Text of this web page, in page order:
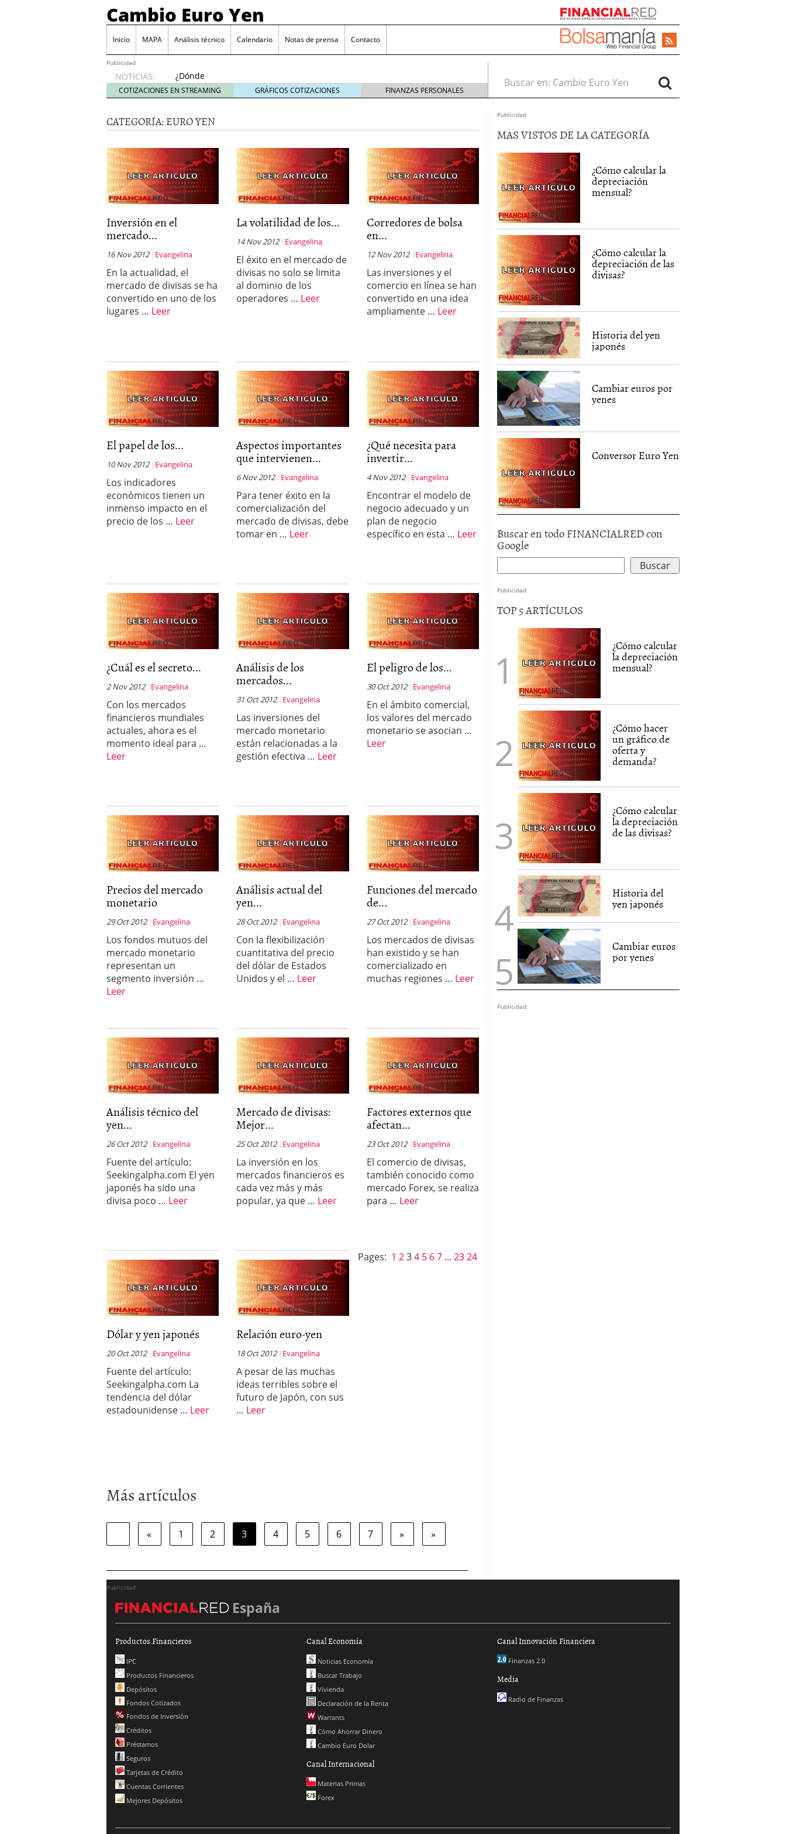
Cambio Euro Yen
Inicio MAPA Análisis técnico Calendario Notas de prensa Contacto
Publicidad
NOTICIAS:
¿Dónde
invertir
en
octubre
31, 2024
Los desafíos de la economía japonesa hoy octubre 25, 2024
¿Cuál es el salario promedio en yenes en Japón en 2024? octubre 11, 2024
El declive continuado del sector inmobiliario: causas y consideraciones
septiembre 26, 2023
El enigma del aceite de oliva: ¿Por qué es más caro en España que en el
extranjero? septiembre 22, 2023
COTIZACIONES EN STREAMING GRÁFICOS COTIZACIONES FINANZAS PERSONALES
Buscar en:
CATEGORÍA: EURO YEN
Inversión en el
mercado...
16 Nov 2012 Evangelina
En la actualidad, el
mercado de divisas se ha
convertido en uno de los
lugares … Leer
La volatilidad de los...
14 Nov 2012 Evangelina
El éxito en el mercado de
divisas no solo se limita
al dominio de los
operadores … Leer
Corredores de bolsa
en...
12 Nov 2012 Evangelina
Las inversiones y el
comercio en línea se han
convertido en una idea
ampliamente … Leer
El papel de los...
10 Nov 2012 Evangelina
Los indicadores
económicos tienen un
inmenso impacto en el
precio de los … Leer
Aspectos importantes
que intervienen...
6 Nov 2012 Evangelina
Para tener éxito en la
comercialización del
mercado de divisas, debe
tomar en … Leer
¿Qué necesita para
invertir...
4 Nov 2012 Evangelina
Encontrar el modelo de
negocio adecuado y un
plan de negocio
específico en esta … Leer
¿Cuál es el secreto...
2 Nov 2012 Evangelina
Con los mercados
financieros mundiales
actuales, ahora es el
momento ideal para …
Leer
Análisis de los
mercados...
31 Oct 2012 Evangelina
Las inversiones del
mercado monetario
están relacionadas a la
gestión efectiva … Leer
El peligro de los...
30 Oct 2012 Evangelina
En el ámbito comercial,
los valores del mercado
monetario se asocian …
Leer
Precios del mercado
monetario
29 Oct 2012 Evangelina
Los fondos mutuos del
mercado monetario
representan un
segmento inversión …
Leer
Análisis actual del
yen...
28 Oct 2012 Evangelina
Con la flexibilización
cuantitativa del precio
del dólar de Estados
Unidos y el … Leer
Funciones del mercado
de...
27 Oct 2012 Evangelina
Los mercados de divisas
han existido y se han
comercializado en
muchas regiones … Leer
Análisis técnico del
yen...
26 Oct 2012 Evangelina
Fuente del artículo:
Seekingalpha.com El yen
japonés ha sido una
divisa poco … Leer
Mercado de divisas:
Mejor...
25 Oct 2012 Evangelina
La inversión en los
mercados financieros es
cada vez más y más
popular, ya que … Leer
Factores externos que
afectan...
23 Oct 2012 Evangelina
El comercio de divisas,
también conocido como
mercado Forex, se realiza
para … Leer
Dólar y yen japonés
20 Oct 2012 Evangelina
Fuente del artículo:
Seekingalpha.com La
tendencia del dólar
estadounidense … Leer
Relación euro-yen
18 Oct 2012 Evangelina
A pesar de las muchas
ideas terribles sobre el
futuro de Japón, con sus
… Leer
Pages: 1 234 5 67 ... 2324
Más artículos
« 1 2 3 4 5 6 7 » »
Publicidad
MAS VISTOS DE LA CATEGORÍA
¿Cómo calcular la
depreciación
mensual?
¿Cómo calcular la
depreciación de las
divisas?
Historia del yen
japonés
Cambiar euros por
yenes
Conversor Euro Yen
Buscar en todo FINANCIALRED con
Google
Publicidad
TOP 5 ARTÍCULOS
¿Cómo calcular
la depreciación
mensual?
¿Cómo hacer
un gráfico de
oferta y
demanda?
¿Cómo calcular
la depreciación
de las divisas?
Historia del
yen japonés
Cambiar euros
por yenes
Publicidad
Publicidad
España
Productos Financieros
IPC
Productos Financieros
Depósitos
Fondos Cotizados
Fondos de Inversión
Créditos
Préstamos
Seguros
Tarjetas de Crédito
Cuentas Corrientes
Mejores Depósitos
Canal Economía
Noticias Economía
Buscar Trabajo
Vivienda
Declaración de la Renta
Warrants
Cómo Ahorrar Dinero
Cambio Euro Dolar
Canal Internacional
Materias Primas
Forex
Canal Innovación Financiera
Finanzas 2.0
Media
Radio de Finanzas